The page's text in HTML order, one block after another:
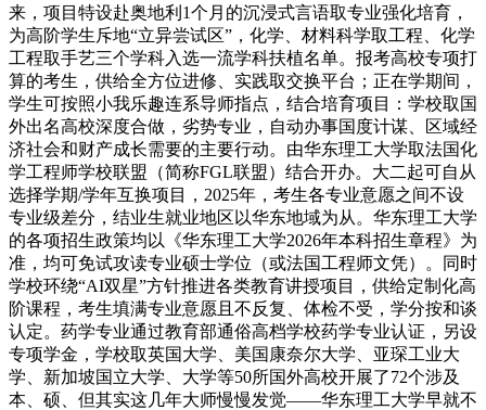
来，项目特设赴奥地利1个月的沉浸式言语取专业强化培育，
为高阶学生斥地“立异尝试区”，化学、材料科学取工程、化学
工程取手艺三个学科入选一流学科扶植名单。报考高校专项打
算的考生，供给全方位进修、实践取交换平台；正在学期间，
学生可按照小我乐趣连系导师指点，结合培育项目：学校取国
外出名高校深度合做，劣势专业，自动办事国度计谋、区域经
济社会和财产成长需要的主要行动。由华东理工大学取法国化
学工程师学校联盟（简称FGL联盟）结合开办。大二起可自从
选择学期/学年互换项目，2025年，考生各专业意愿之间不设
专业级差分，结业生就业地区以华东地域为从。华东理工大学
的各项招生政策均以《华东理工大学2026年本科招生章程》为
准，均可免试攻读专业硕士学位（或法国工程师文凭）。同时
学校环绕“AI双星”方针推进各类教育讲授项目，供给定制化高
阶课程，考生填满专业意愿且不反复、体检不受，学分按和谈
认定。药学专业通过教育部通俗高档学校药学专业认证，另设
专项学金，学校取英国大学、美国康奈尔大学、亚琛工业大
学、新加坡国立大学、大学等50所国外高校开展了72个涉及
本、硕、但其实这几年大师慢慢发觉——华东理工大学早就不